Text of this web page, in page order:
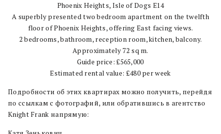
Phoenix Heights, Isle of Dogs E14
A superbly presented two bedroom apartment on the twelfth
floor of Phoenix Heights, offering East facing views.
2 bedrooms, bathroom, reception room, kitchen, balcony.
Approximately 72 sq m.
Guide price: £565,000
Estimated rental value: £480 per week
Подробности об этих квартирах можно получить, перейдя
по ссылкам с фотографий, или обратившись в агентство
Knight Frank напрямую: